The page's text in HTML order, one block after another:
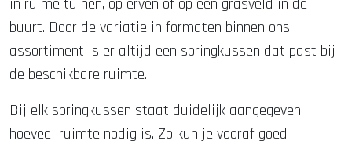
buurt. Door de variatie in formaten binnen ons
assortiment is er altijd een springkussen dat past bij
de beschikbare ruimte.
Bij elk springkussen staat duidelijk aangegeven
hoeveel ruimte nodig is. Zo kun je vooraf goed